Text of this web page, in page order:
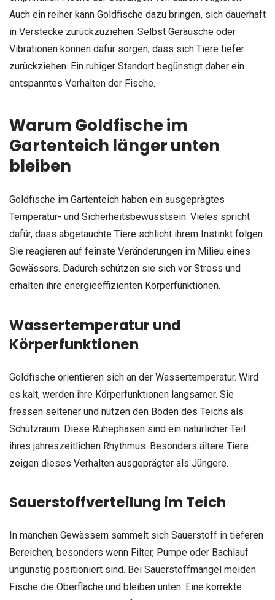
Auch ein reiher kann Goldfische dazu bringen, sich dauerhaft
in Verstecke zurückzuziehen. Selbst Geräusche oder
Vibrationen können dafür sorgen, dass sich Tiere tiefer
zurückziehen. Ein ruhiger Standort begünstigt daher ein
entspanntes Verhalten der Fische.
Warum Goldfische im
Gartenteich länger unten
bleiben
Goldfische im Gartenteich haben ein ausgeprägtes
Temperatur- und Sicherheitsbewusstsein. Vieles spricht
dafür, dass abgetauchte Tiere schlicht ihrem Instinkt folgen.
Sie reagieren auf feinste Veränderungen im Milieu eines
Gewässers. Dadurch schützen sie sich vor Stress und
erhalten ihre energieeffizienten Körperfunktionen.
Wassertemperatur und
Körperfunktionen
Goldfische orientieren sich an der Wassertemperatur. Wird
es kalt, werden ihre Körperfunktionen langsamer. Sie
fressen seltener und nutzen den Boden des Teichs als
Schutzraum. Diese Ruhephasen sind ein natürlicher Teil
ihres jahreszeitlichen Rhythmus. Besonders ältere Tiere
zeigen dieses Verhalten ausgeprägter als Jüngere.
Sauerstoffverteilung im Teich
In manchen Gewässern sammelt sich Sauerstoff in tieferen
Bereichen, besonders wenn Filter, Pumpe oder Bachlauf
ungünstig positioniert sind. Bei Sauerstoffmangel meiden
Fische die Oberfläche und bleiben unten. Eine korrekte